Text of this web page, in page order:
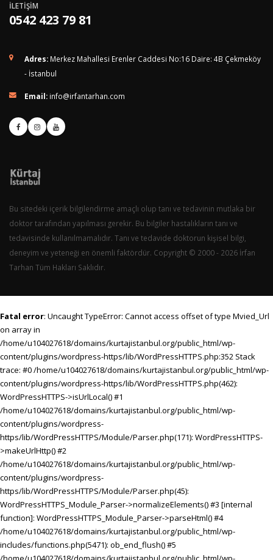
İLETİŞİM
0542 423 79 81
Adres: Merkez Mahallesi Erenler Caddesi No:16 Daire: 4B Çekmeköy
- İstanbul
Email: info@irfantarhan.com
Bu sitedeki içerik bilgilendirme amaçlı olup tanı ve tedavinin mutlaka bir
doktor tarafından yapılması gerekir. Bu bilgiler hastalıkların tanı ve
tedavisinde kullanılmamalıdır. Tanı ve tedavide doktorun kişisel bilgi,
deneyim ve yeteneği en önemli faktördür. Copyright © 2000 - 2026 İrfan
Tarhan Tüm Hakları Saklıdır.
Fatal error: Uncaught TypeError: Cannot access offset of type Mvied_Url
on array in
/home/u104027618/domains/kurtajistanbul.org/public_html/wp-
content/plugins/wordpress-https/lib/WordPressHTTPS.php:352 Stack
trace: #0 /home/u104027618/domains/kurtajistanbul.org/public_html/wp-
content/plugins/wordpress-https/lib/WordPressHTTPS.php(462):
WordPressHTTPS->isUrlLocal() #1
/home/u104027618/domains/kurtajistanbul.org/public_html/wp-
content/plugins/wordpress-
https/lib/WordPressHTTPS/Module/Parser.php(171): WordPressHTTPS-
>makeUrlHttp() #2
/home/u104027618/domains/kurtajistanbul.org/public_html/wp-
content/plugins/wordpress-
https/lib/WordPressHTTPS/Module/Parser.php(45):
WordPressHTTPS_Module_Parser->normalizeElements() #3 [internal
function]: WordPressHTTPS_Module_Parser->parseHtml() #4
/home/u104027618/domains/kurtajistanbul.org/public_html/wp-
includes/functions.php(5471): ob_end_flush() #5